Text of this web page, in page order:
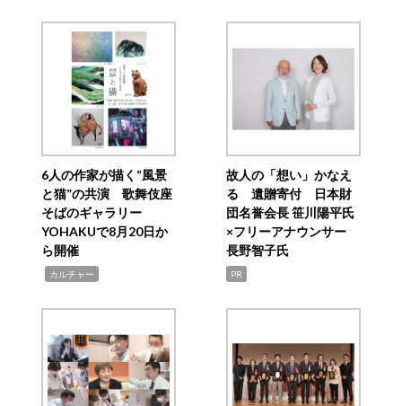
6人の作家が描く“風景
と猫”の共演 歌舞伎座
そばのギャラリー
YOHAKUで8月20日か
ら開催
カルチャー
故人の「想い」かなえ
る 遺贈寄付 日本財
団名誉会長 笹川陽平氏
×フリーアナウンサー
長野智子氏
PR